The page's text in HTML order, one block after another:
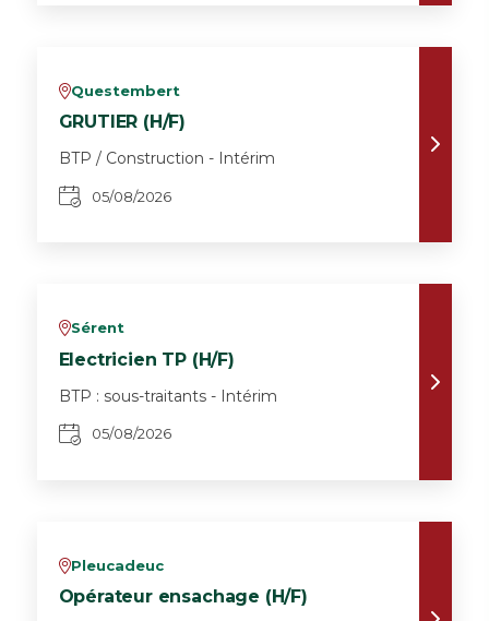
vQuestembert
GRUTIER (H/F)
BTP / Construction - Intérim
05/08/2026
vSérent
Electricien TP (H/F)
BTP : sous-traitants - Intérim
05/08/2026
vPleucadeuc
Opérateur ensachage (H/F)